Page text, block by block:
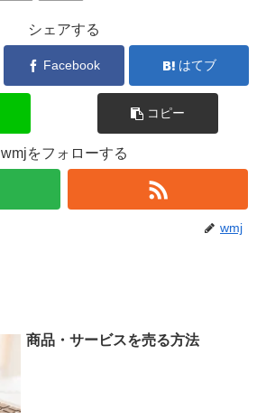
シェアする
Facebook はてブ
コピー
wmjをフォローする
wmj
商品・サービスを売る方法